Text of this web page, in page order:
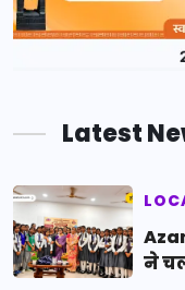
Latest
ने